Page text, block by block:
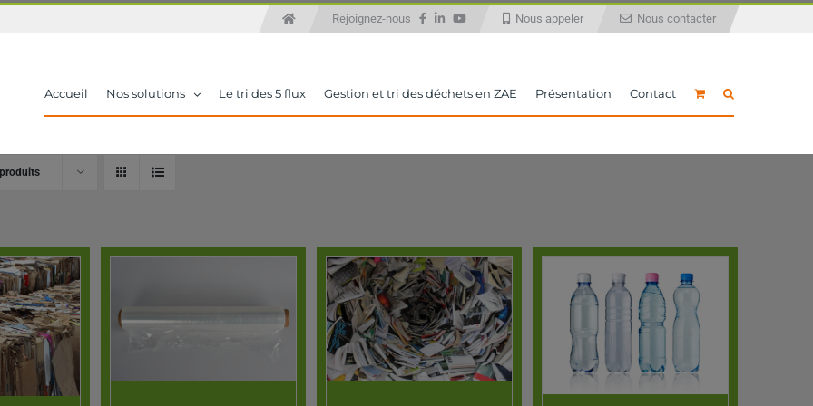
Nous contacter
Nous appeler
Rejoignez-nous
Accueil Nos solutions Le tri des 5 flux Gestion et tri des déchets en ZAE Présentation Contact